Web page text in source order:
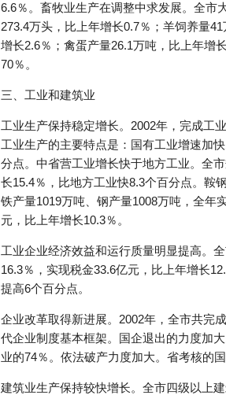
6.6％。畜牧业生产在调整中求发展。全市
273.4万头，比上年增长0.7％；羊饲养量
增长2.6％；禽蛋产量26.1万吨，比上年增
70％。
三、工业和建筑业
工业生产保持稳定增长。2002年，完成工
工业生产的主要特点是：国有工业增速加
分点。中省营工业增长快于地方工业。全
长15.4％，比地方工业快8.3个百分点。鞍
铁产量1019万吨、钢产量1008万吨，全年
元，比上年增长10.3％。
工业企业经济效益和运行质量明显提高。
16.3％，实现税金33.6亿元，比上年增长
提高6个百分点。
企业改革取得新进展。2002年，全市共完
代企业制度基本框架。国企退出的力度加
业的74％。依法破产力度加大。省考核的
建筑业生产保持较快增长。全市四级以上